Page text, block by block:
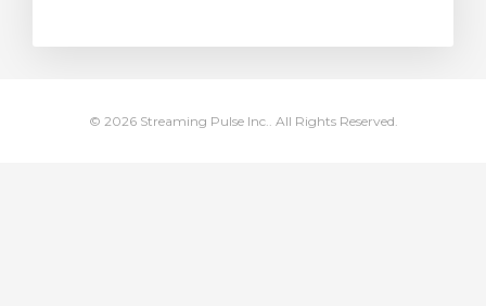
© 2026 Streaming Pulse Inc.. All Rights Reserved.